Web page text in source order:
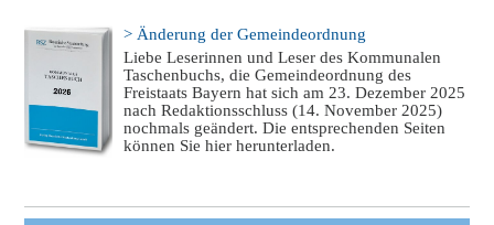
> Änderung der Gemeindeordnung
Liebe Leserinnen und Leser des Kommunalen
Taschenbuchs, die Gemeindeordnung des
Freistaats Bayern hat sich am 23. Dezember 2025
nach Redaktionsschluss (14. November 2025)
nochmals geändert. Die entsprechenden Seiten
können Sie hier herunterladen.